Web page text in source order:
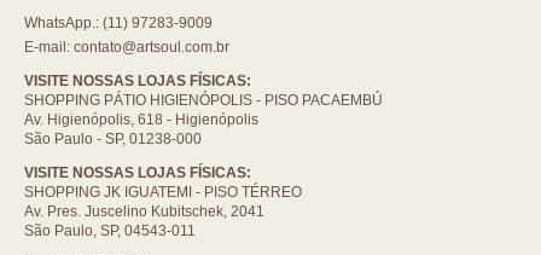
WhatsApp.: (11) 97283-9009
E-mail: contato@artsoul.com.br
VISITE NOSSAS LOJAS FÍSICAS:
SHOPPING PÁTIO HIGIENÓPOLIS - PISO PACAEMBÚ
Av. Higienópolis, 618 - Higienópolis
São Paulo - SP, 01238-000
VISITE NOSSAS LOJAS FÍSICAS:
SHOPPING JK IGUATEMI - PISO TÉRREO
Av. Pres. Juscelino Kubitschek, 2041
São Paulo, SP, 04543-011